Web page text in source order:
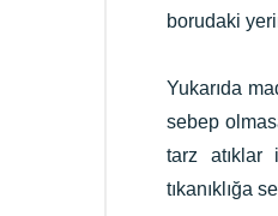
borudaki
Yukarıda
sebep
tarz atıklar
tıkanıklığa